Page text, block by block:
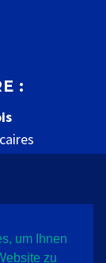
:
Kontakt
um Ihnen
zu